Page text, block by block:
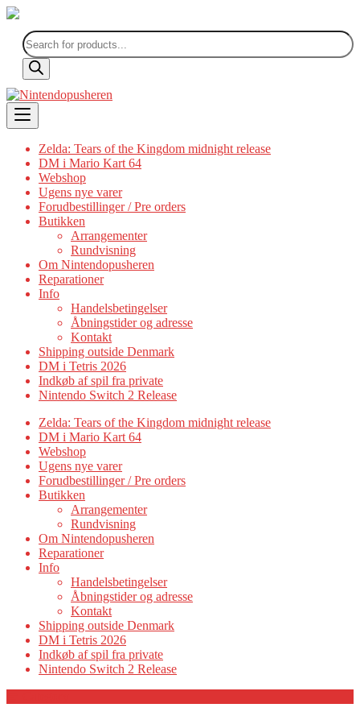
Products
search
Skip
to
content
Zelda: Tears of the Kingdom midnight release
DM i Mario Kart 64
Webshop
Ugens nye varer
Forudbestillinger / Pre orders
Butikken
Arrangementer
Rundvisning
Om Nintendopusheren
Reparationer
Info
Handelsbetingelser
Åbningstider og adresse
Kontakt
Shipping outside Denmark
DM i Tetris 2026
Indkøb af spil fra private
Nintendo Switch 2 Release
Zelda: Tears of the Kingdom midnight release
DM i Mario Kart 64
Webshop
Ugens nye varer
Forudbestillinger / Pre orders
Butikken
Arrangementer
Rundvisning
Om Nintendopusheren
Reparationer
Info
Handelsbetingelser
Åbningstider og adresse
Kontakt
Shipping outside Denmark
DM i Tetris 2026
Indkøb af spil fra private
Nintendo Switch 2 Release